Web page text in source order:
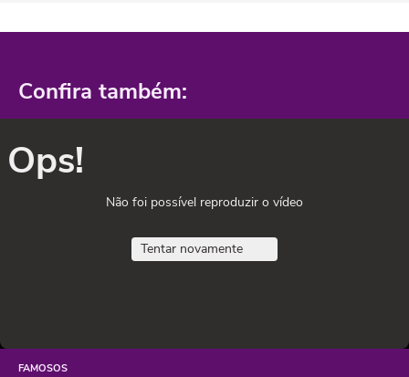
Confira também:
Ops!
Não foi possível reproduzir o vídeo
Tentar novamente
FAMOSOS